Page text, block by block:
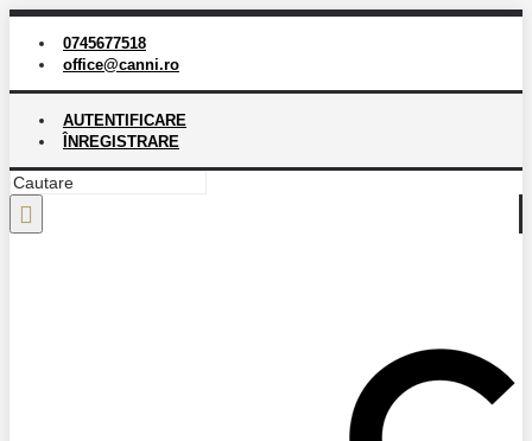
0745677518
office@canni.ro
AUTENTIFICARE
ÎNREGISTRARE